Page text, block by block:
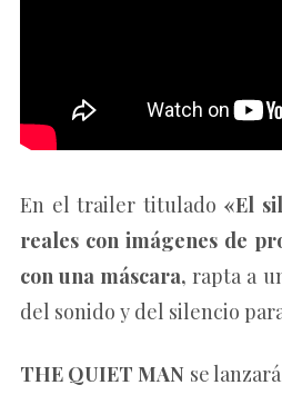
En el trailer titulado «El
reales con imágenes de
con una máscara, rapta a
del sonido y del silencio
THE QUIET MAN se